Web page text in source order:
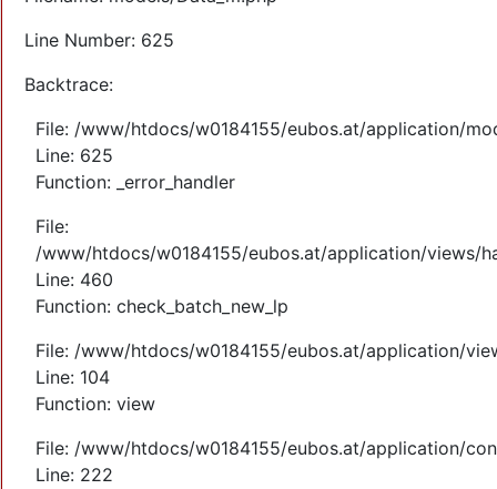
Line Number: 625
Backtrace:
File: /www/htdocs/w0184155/eubos.at/application/
Line: 625
Function: _error_handler
File:
/www/htdocs/w0184155/eubos.at/application/views/
Line: 460
Function: check_batch_new_lp
File: /www/htdocs/w0184155/eubos.at/application/
Line: 104
Function: view
File: /www/htdocs/w0184155/eubos.at/application/
Line: 222